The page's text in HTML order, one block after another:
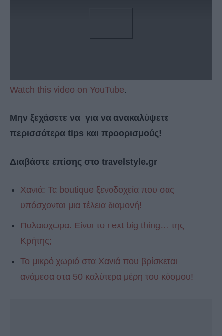
Watch this video on YouTube.
Μην ξεχάσετε να για να ανακαλύψετε
περισσότερα tips και προορισμούς!
Διαβάστε επίσης στο travelstyle.gr
Χανιά: Τα boutique ξενοδοχεία που σας
υπόσχονται μια τέλεια διαμονή!
Παλαιοχώρα: Είναι το next big thing… της
Κρήτης;
Το μικρό χωριό στα Χανιά που βρίσκεται
ανάμεσα στα 50 καλύτερα μέρη του κόσμου!